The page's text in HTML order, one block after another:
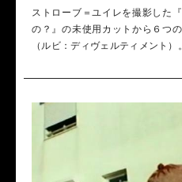
ストローブ＝ユイレを撮影した
の？』の未使用カットから６つ
（ルビ：ディヴェルティメント）。